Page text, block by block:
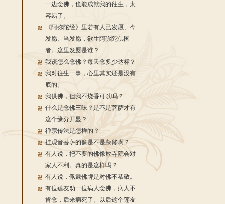
一边念佛，也能成就我的往生，太
容易了。
《阿弥陀经》里若有人已发愿、今
发愿、当发愿，欲生阿弥陀佛国
者。这里发愿是谁？
我该怎么念佛？每天念多少达标？
我对往生一事，心里其实还是没有
底的。
我供佛，但我不烧香可以吗？
什么是念佛三昧？是不是菩萨才有
这个缘分开显？
禅宗传法是怎样的？
挂观音菩萨的像是不是杂修啊？
有人说，把不要的佛像放寺院会对
家人不利。真的是这样吗？
有人说，佩戴佛牌是对佛不恭敬。
有位莲友劝一位病人念佛，病人不
肯念，后来病死了。以后这个莲友